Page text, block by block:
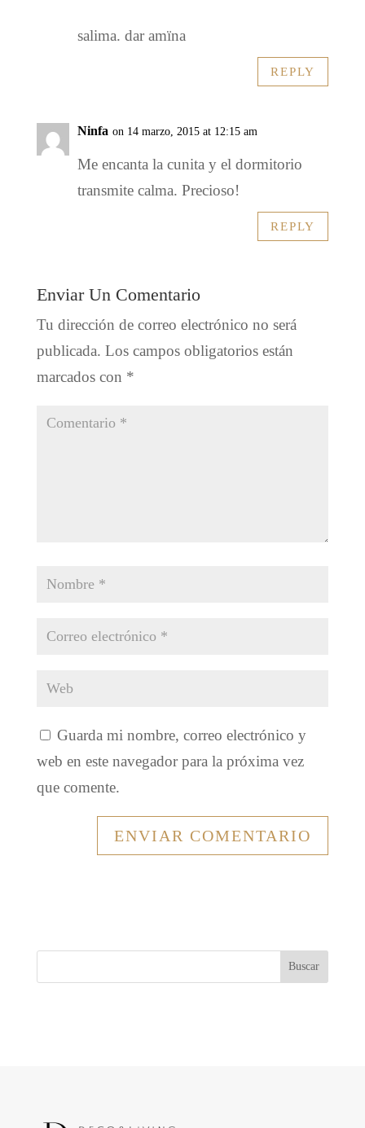
salima. dar amïna
REPLY
Ninfa on 14 marzo, 2015 at 12:15 am
Me encanta la cunita y el dormitorio
transmite calma. Precioso!
REPLY
Enviar Un Comentario
Tu dirección de correo electrónico no será
publicada. Los campos obligatorios están
marcados con *
Guarda mi nombre, correo electrónico y
web en este navegador para la próxima vez
que comente.